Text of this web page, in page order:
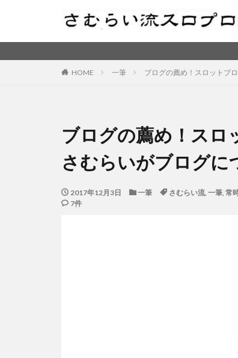
HOME 一筆 ブログの薦め！スロットブ
ブログの薦め！スロ
さむらいがブログに
2017年12月3日 一筆 さむらい流, 一筆, 常
7件